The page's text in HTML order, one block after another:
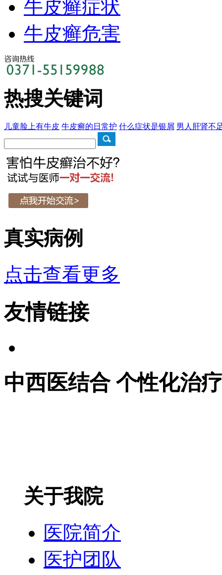
牛皮癣症状
牛皮癣危害
热搜关键词
儿童脸上有牛皮 牛皮癣的日常护 什么症状是银屑 男人肝肾不
真实病例
点击查看更多
友情链接
中西医结合 个性化治
关于我院
医院简介
医护团队